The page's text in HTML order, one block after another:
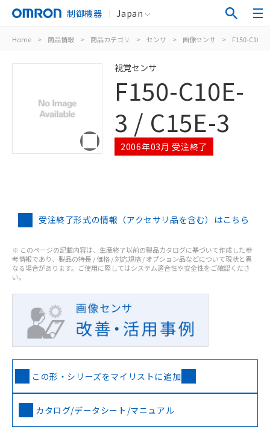
制御機器 Japan
Home > 商品情報 > 商品カテゴリ > センサ > 画像センサ > F150-C10E-
視覚センサ
F150-C10E-
3 / C15E-3
2006年03月 受注終了
受注終了形式の情報（アクセサリ品を含む）はこちら
※ このページの記載内容は、生産終了以前の製品カタログに基づいて作成した参
考情報であり、製品の特長 / 価格 / 対応規格 / オプション品などについて現状と異
なる場合があります。ご使用に際してはシステム適合性や安全性をご確認くださ
い。
この形・シリーズをマイリストに追加
カタログ/データシート/マニュアル
ご利用条件